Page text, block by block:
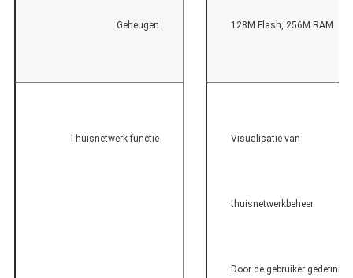
Geheugen 128M Flash, 256M RAM
Thuisnetwerk functie Visualisatie van
thuisnetwerkbeheer
Door de gebruiker